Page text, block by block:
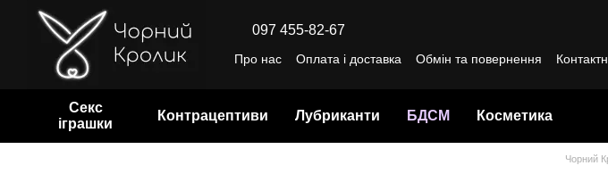
Перейти до основного контенту
097 455-82-67
Про нас Оплата і доставка Обмін та повернення
Секс
іграшки
Контрацептиви Лубриканти БДСМ Косметика
Чорний